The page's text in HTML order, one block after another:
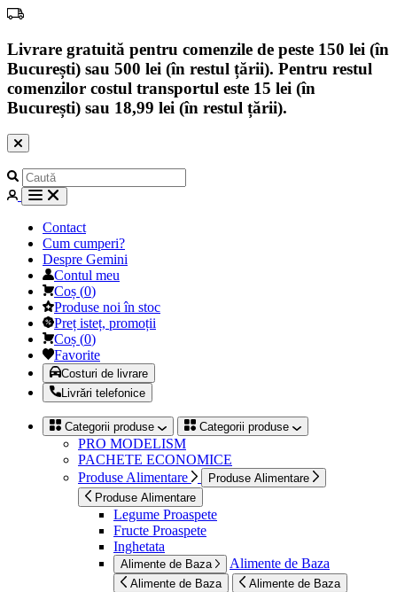
Livrare gratuită pentru comenzile de peste 150 lei (în
București) sau 500 lei (în restul țării). Pentru restul
comenzilor costul transportul este 15 lei (în
București) sau 18,99 lei (în restul țării).
Contact
Cum cumperi?
Despre Gemini
Contul meu
Coș (0)
Produse noi în stoc
Preț isteț, promoții
Coș (0)
Favorite
Costuri de livrare
Livrări telefonice
Categorii produse Categorii produse
PRO MODELISM
PACHETE ECONOMICE
Produse Alimentare
Produse Alimentare
Produse Alimentare
Legume Proaspete
Fructe Proaspete
Inghetata
Alimente de Baza Alimente de Baza
Alimente de Baza Alimente de Baza